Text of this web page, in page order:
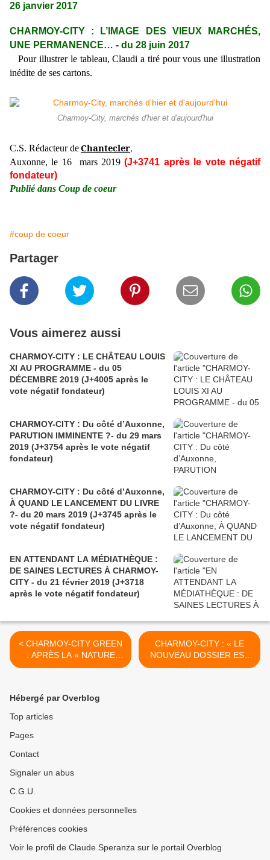
26 janvier 2017
CHARMOY-CITY : L’IMAGE DES VIEUX MARCHÉS,
UNE PERMANENCE… - du 28 juin 2017
Pour illustrer le tableau, Claudi a tiré pour vous une illustration
inédite de ses cartons.
Charmoy-City, marchés d'hier et d'aujourd'hui
C.S. Rédacteur deChantecler,
Auxonne, le 16 mars 2019 (J+3741 après le vote négatif
fondateur)
Publié dans Coup de coeur
#coup de coeur
Partager
Vous aimerez aussi
CHARMOY-CITY : LE CHÂTEAU LOUIS
XI AU PROGRAMME - du 05
DÉCEMBRE 2019 (J+4005 après le
vote négatif fondateur)
CHARMOY-CITY : Du côté d’Auxonne,
PARUTION IMMINENTE ?- du 29 mars
2019 (J+3754 après le vote négatif
fondateur)
CHARMOY-CITY : Du côté d’Auxonne,
À QUAND LE LANCEMENT DU LIVRE
?- du 20 mars 2019 (J+3745 après le
vote négatif fondateur)
EN ATTENDANT LA MÉDIATHÈQUE :
DE SAINES LECTURES À CHARMOY-
CITY - du 21 février 2019 (J+3718
après le vote négatif fondateur)
< CHARMOY-CITY GREEN
: APRÈS LA « NATURE
NETTOYÉE », LES
après le vote négatif
CHARMOY-CITY : « LE
NOUVEAU DOSSIER EST
EN PRÉPARATION AVEC
Hébergé par Overblog
Top articles
Pages
Contact
Signaler un abus
C.G.U.
Cookies et données personnelles
Préférences cookies
Voir le profil de Claude Speranza sur le portail Overblog